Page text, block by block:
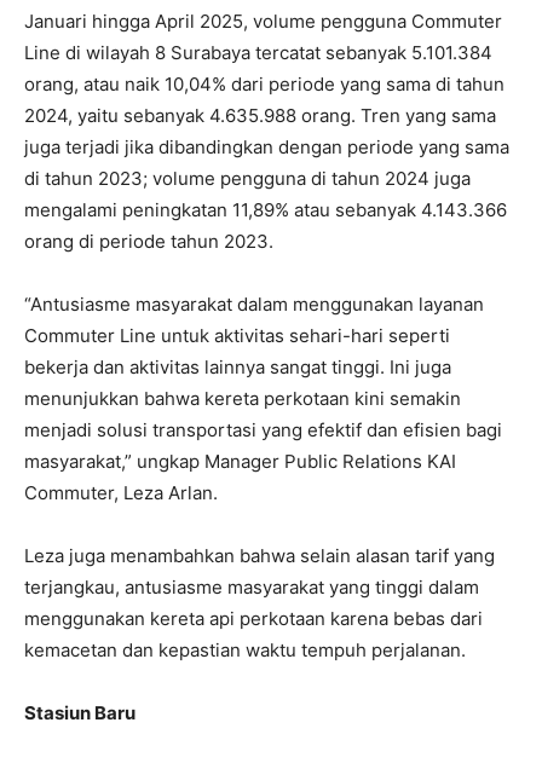
Januari hingga April 2025, volume pengguna Commuter
Line di wilayah 8 Surabaya tercatat sebanyak 5.101.384
orang, atau naik 10,04% dari periode yang sama di tahun
2024, yaitu sebanyak 4.635.988 orang. Tren yang sama
juga terjadi jika dibandingkan dengan periode yang sama
di tahun 2023; volume pengguna di tahun 2024 juga
mengalami peningkatan 11,89% atau sebanyak 4.143.366
orang di periode tahun 2023.
“Antusiasme masyarakat dalam menggunakan layanan
Commuter Line untuk aktivitas sehari-hari seperti
bekerja dan aktivitas lainnya sangat tinggi. Ini juga
menunjukkan bahwa kereta perkotaan kini semakin
menjadi solusi transportasi yang efektif dan efisien bagi
masyarakat,” ungkap Manager Public Relations KAI
Commuter, Leza Arlan.
Leza juga menambahkan bahwa selain alasan tarif yang
terjangkau, antusiasme masyarakat yang tinggi dalam
menggunakan kereta api perkotaan karena bebas dari
kemacetan dan kepastian waktu tempuh perjalanan.
Stasiun Baru